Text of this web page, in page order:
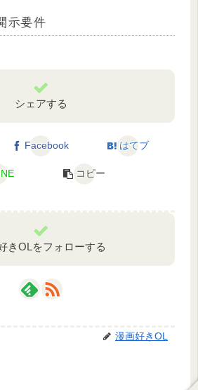
示要件
シェアする
Facebook はてブ
コピー
きOLをフォローする
漫画好きOL